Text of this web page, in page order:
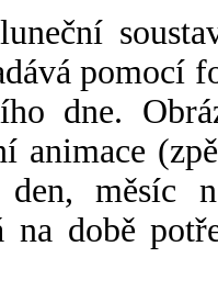
pomocí
dne.
animace
měsíc
na době